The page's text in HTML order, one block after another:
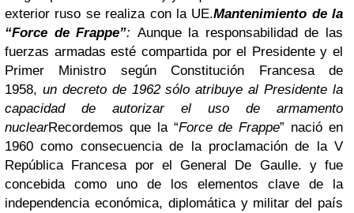
exterior ruso se realiza con la UE.Mantenimiento de la
“Force de Frappe”: Aunque la responsabilidad de las
fuerzas armadas esté compartida por el Presidente y el
Primer Ministro según Constitución Francesa de
1958, un decreto de 1962 sólo atribuye al Presidente la
capacidad de autorizar el uso de armamento
nuclearRecordemos que la “Force de Frappe” nació en
1960 como consecuencia de la proclamación de la V
República Francesa por el General De Gaulle. y fue
concebida como uno de los elementos clave de la
independencia económica, diplomática y militar del país